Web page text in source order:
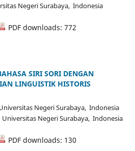
Negeri Surabaya, Indonesia
PDF downloads: 772
SIRI SORI DENGAN
LINGUISTIK HISTORIS
Negeri Surabaya, Indonesia
Universitas Negeri Surabaya, Indonesia
PDF downloads: 130